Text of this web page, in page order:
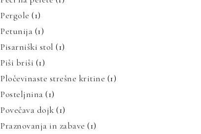
Pergole (1)
Petunija (1)
Pisarniški stol (1)
Piši briši (1)
Pločevinaste strešne kritine (1)
Posteljnina (1)
Povečava dojk (1)
Praznovanja in zabave (1)